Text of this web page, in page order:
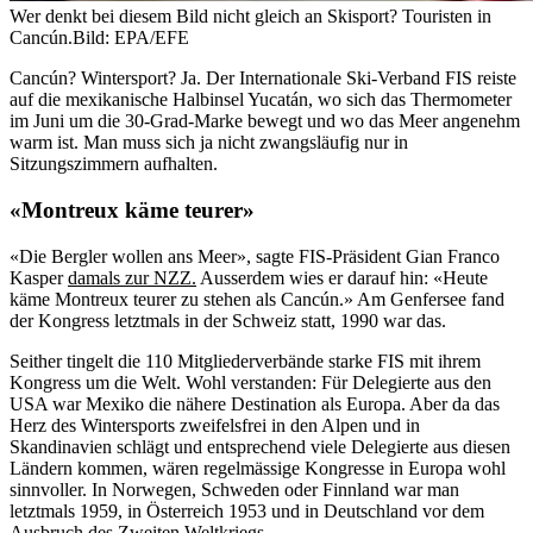
Wer denkt bei diesem Bild nicht gleich an Skisport? Touristen in
Cancún.Bild: EPA/EFE
Cancún? Wintersport? Ja. Der Internationale Ski-Verband FIS reiste
auf die mexikanische Halbinsel Yucatán, wo sich das Thermometer
im Juni um die 30-Grad-Marke bewegt und wo das Meer angenehm
warm ist. Man muss sich ja nicht zwangsläufig nur in
Sitzungszimmern aufhalten.
«Montreux käme teurer»
«Die Bergler wollen ans Meer», sagte FIS-Präsident Gian Franco
Kasperdamals zur NZZ. Ausserdem wies er darauf hin: «Heute
käme Montreux teurer zu stehen als Cancún.» Am Genfersee fand
der Kongress letztmals in der Schweiz statt, 1990 war das.
Seither tingelt die 110 Mitgliederverbände starke FIS mit ihrem
Kongress um die Welt. Wohl verstanden: Für Delegierte aus den
USA war Mexiko die nähere Destination als Europa. Aber da das
Herz des Wintersports zweifelsfrei in den Alpen und in
Skandinavien schlägt und entsprechend viele Delegierte aus diesen
Ländern kommen, wären regelmässige Kongresse in Europa wohl
sinnvoller. In Norwegen, Schweden oder Finnland war man
letztmals 1959, in Österreich 1953 und in Deutschland vor dem